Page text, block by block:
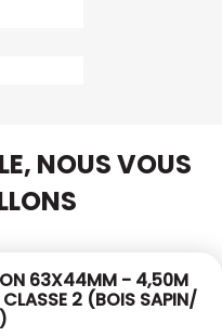
NOUS VOUS
63X44MM - 4,50M
2 (BOIS SAPIN/